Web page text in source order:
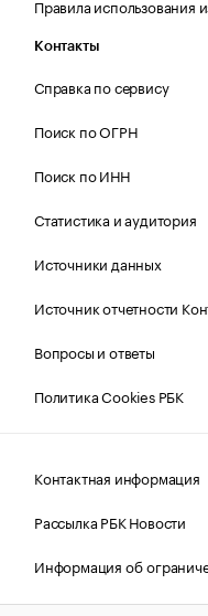
Правила использования
Контакты
Справка по сервису
Поиск по ОГРН
Поиск по ИНН
Статистика и аудитория
Источники данных
Источник отчетности
Вопросы и ответы
Политика Cookies РБК
Контактная информация
Рассылка РБК Новости
Информация об
Правовая информация